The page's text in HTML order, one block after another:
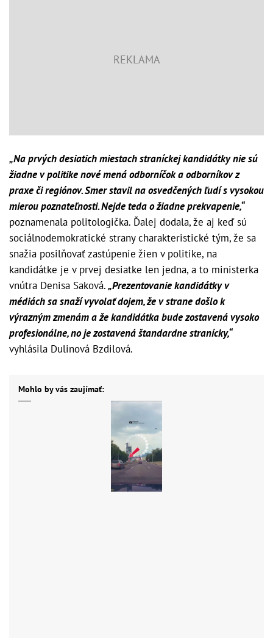
„Na prvých desiatich miestach straníckej kandidátky nie sú
žiadne v politike nové mená odborníčok a odborníkov z
praxe či regiónov. Smer stavil na osvedčených ľudí s vysokou
mierou poznateľnosti. Nejde teda o žiadne prekvapenie,“
poznamenala politologička. Ďalej dodala, že aj keď sú
sociálnodemokratické strany charakteristické tým, že sa
snažia posilňovať zastúpenie žien v politike, na
kandidátke je v prvej desiatke len jedna, a to ministerka
vnútra Denisa Saková.„Prezentovanie kandidátky v
médiách sa snaží vyvolať dojem, že v strane došlo k
výrazným zmenám a že kandidátka bude zostavená vysoko
profesionálne, no je zostavená štandardne stranícky,“
vyhlásila Dulinová Bzdilová.
Mohlo by vás zaujímať: